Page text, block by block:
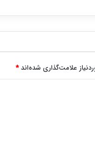
علامت‌گذاری شده‌اند*